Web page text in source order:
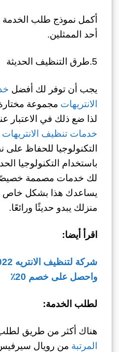
أكمل نموذج طلب الخدمة
أحد الممثلين.
5.طرق التنظيف الحديثة
يجب أن توفر لك أفضل
الانتريهات مجموعة
لذا ضع ذلك في الاعتبار
خدمات تنظيف الانتريهات
التكنولوجيا للحفاظ على
باستخدام التكنولوجيا
لك خدمات مصممة خصيصًا
يساعدك هذا بشكل خاص
منزلك يبدو حديثًا ورائعًا.
اقرأ أيضا:
واحصل على خصم 20٪
لطلب الخدمة:
هناك أكثر من طريق
المرتبة من رويال